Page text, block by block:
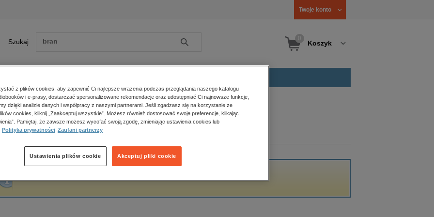
Twoje konto
Szukaj Szukaj Koszyk
Zobacz wszystkie E-prasa
polityka, społeczno-informacyjne
psychologiczne
popularno-naukowe
historia
główna Christopher Hadnagy
Hadnagy
z plików cookies, aby zapewnić Ci najlepsze wrażenia podczas przeglądania naszego katalogu
i e-prasy, dostarczać spersonalizowane rekomendacje oraz udostępniać Ci najnowsze funkcje,
dzięki analizie danych i współpracy z naszymi partnerami. Jeśli zgadzasz się na korzystanie ze
cookies, kliknij „Zaakceptuj wszystkie”. Możesz również dostosować swoje preferencje, klikając
Pamiętaj, że zawsze możesz wycofać swoją zgodę, zmieniając ustawienia cookies lub
Polityka prywatności Zaufani partnerzy
Akceptuj pliki cookie
Ustawienia plików cookie